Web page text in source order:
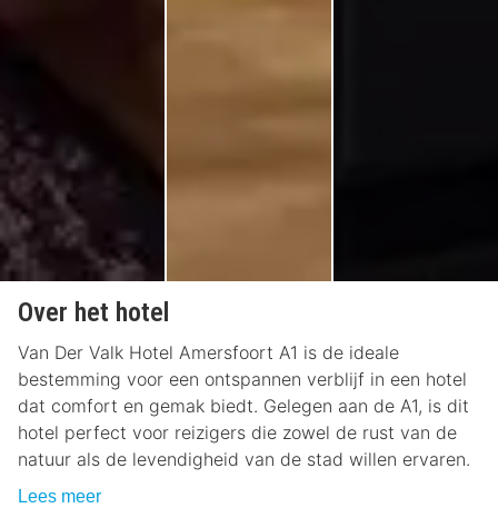
Over het hotel
Van Der Valk Hotel Amersfoort A1 is de ideale
bestemming voor een ontspannen verblijf in een hotel
dat comfort en gemak biedt. Gelegen aan de A1, is dit
hotel perfect voor reizigers die zowel de rust van de
natuur als de levendigheid van de stad willen ervaren.
Lees meer